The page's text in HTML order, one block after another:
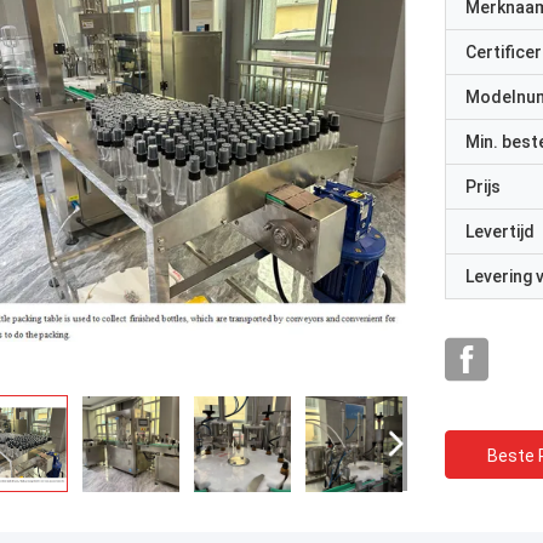
Min.
Prijs
Levertijd
Levering
Beste